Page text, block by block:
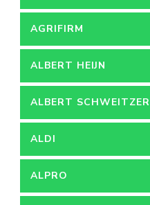
MEDEWERKER
AGRIFIRM
ALBERT HEIJN
ALBERT SCHWEITZER
ZIEKENHUIS
ALDI
ALPRO